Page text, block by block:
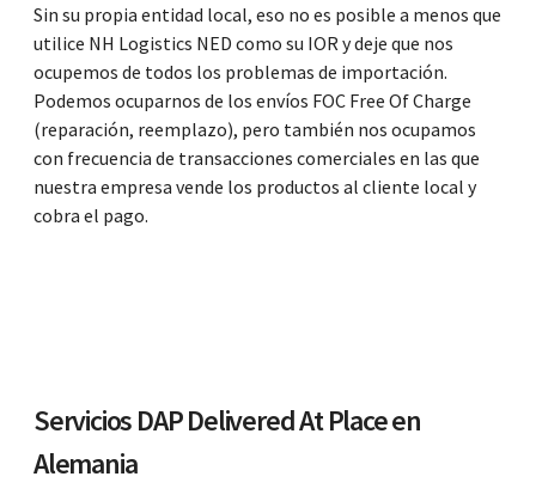
Sin su propia entidad local, eso no es posible a menos que
utilice NH Logistics NED como su IOR y deje que nos
ocupemos de todos los problemas de importación.
Podemos ocuparnos de los envíos FOC Free Of Charge
(reparación, reemplazo), pero también nos ocupamos
con frecuencia de transacciones comerciales en las que
nuestra empresa vende los productos al cliente local y
cobra el pago.
Servicios DAP Delivered At Place en
Alemania